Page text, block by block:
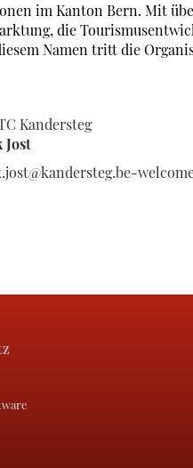
im Kanton Bern. Mit
die
Namen tritt die
Kandersteg
Jost